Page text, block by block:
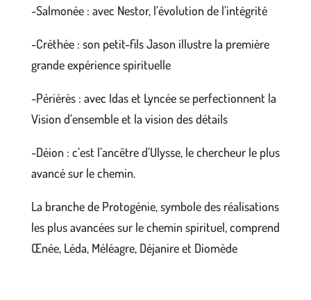
-Salmonée : avec Nestor, l’évolution de l’intégrité
-Créthée : son petit-fils Jason illustre la première
grande expérience spirituelle
-Périérès : avec Idas et Lyncée se perfectionnent la
Vision d’ensemble et la vision des détails
-Déion : c’est l’ancêtre d’Ulysse, le chercheur le plus
avancé sur le chemin.
La branche de Protogénie, symbole des réalisations
les plus avancées sur le chemin spirituel, comprend
Œnée, Léda, Méléagre, Déjanire et Diomède